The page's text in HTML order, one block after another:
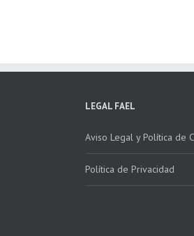
LEGAL FAEL
Aviso Legal y Política de
Política de Privacidad